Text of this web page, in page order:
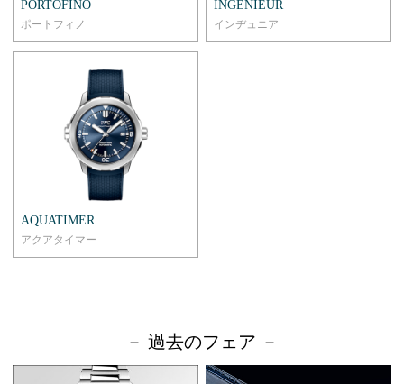
PORTOFINO
ポートフィノ
INGENIEUR
インヂュニア
AQUATIMER
アクアタイマー
－ 過去のフェア －